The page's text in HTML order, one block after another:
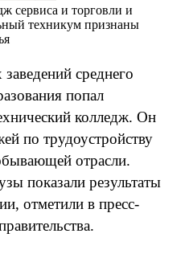
сервиса и торговли и
техникум признаны
среднего
попал
колледж. Он
по трудоустройству
отрасли.
показали результаты
отметили в пресс-